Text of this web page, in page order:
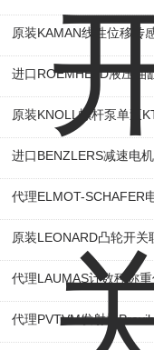
原装KAMAN线性位移传
进口ROEMHELD液压油
原装KNOLL螺杆泵单泵
进口BENZLERS减速电
代理ELMOT-SCHAFER
原装LEONARD凸轮开关
代理LAUMAS计数秤称
代理PVTVM发射机